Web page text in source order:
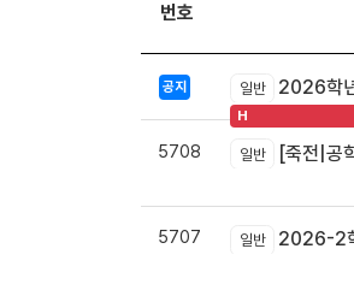
번호
공지 일반 2026학
H
5708 일반 [죽전|공
5707 일반 2026-2